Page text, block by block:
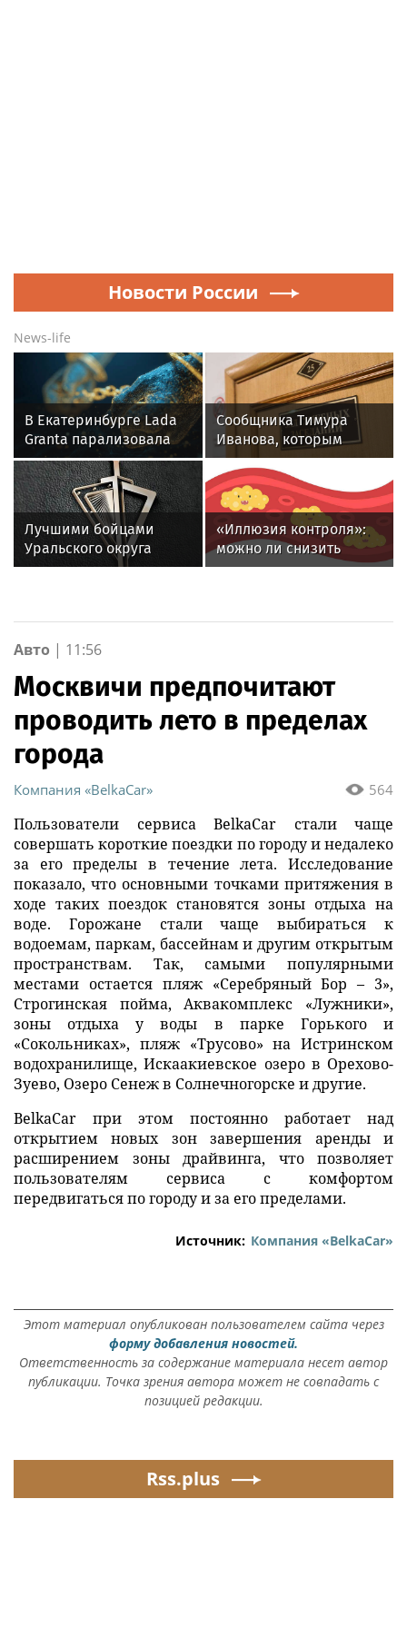
Новости России
News-life
В Екатеринбурге Lada
Granta парализовала
движение на
Амундсена
Сообщника Тимура
Иванова, которым
оказался гражданин
Германии, осудят в РФ
заочно
Лучшими бойцами
Уральского округа
Росгвардии стали
по охране важных
государственных
объектов
«Иллюзия контроля»:
можно ли снизить
уровень холестерина
Авто | 11:56
Москвичи предпочитают
проводить лето в пределах
города
564
Компания «BelkaCar»
Пользователи сервиса BelkaCar стали чаще
совершать короткие поездки по городу и недалеко
за его пределы в течение лета. Исследование
показало, что основными точками притяжения в
ходе таких поездок становятся зоны отдыха на
воде. Горожане стали чаще выбираться к
водоемам, паркам, бассейнам и другим открытым
пространствам. Так, самыми популярными
местами остается пляж «Серебряный Бор – 3»,
Строгинская пойма, Аквакомплекс «Лужники»,
зоны отдыха у воды в парке Горького и
«Сокольниках», пляж «Трусово» на Истринском
водохранилище, Искаакиевское озеро в Орехово-
Зуево, Озеро Сенеж в Солнечногорске и другие.
BelkaCar при этом постоянно работает над
открытием новых зон завершения аренды и
расширением зоны драйвинга, что позволяет
пользователям сервиса с комфортом
передвигаться по городу и за его пределами.
Источник: Компания «BelkaCar»
Этот материал опубликован пользователем сайта через
форму добавления новостей.
Ответственность за содержание материала несет автор
публикации. Точка зрения автора может не совпадать с
позицией редакции.
Rss.plus